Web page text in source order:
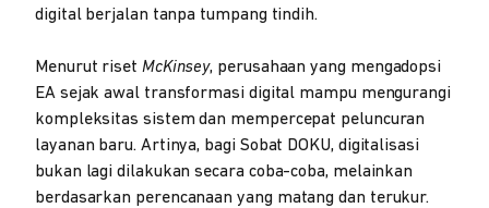
digital berjalan tanpa tumpang tindih.
Menurut riset McKinsey, perusahaan yang mengadopsi
EA sejak awal transformasi digital mampu mengurangi
kompleksitas sistem dan mempercepat peluncuran
layanan baru. Artinya, bagi Sobat DOKU, digitalisasi
bukan lagi dilakukan secara coba-coba, melainkan
berdasarkan perencanaan yang matang dan terukur.